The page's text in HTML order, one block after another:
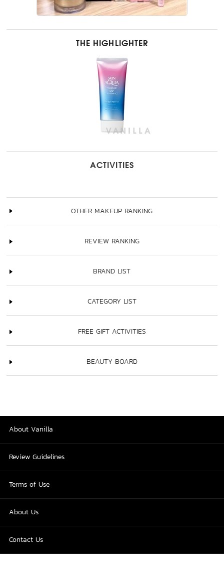
THE HIGHLIGHTER
ACTIVITIES
OTHER MAKEUP RANKING
REVIEW RANKING
BRAND LIST
CATEGORY LIST
FREE GIFT ACTIVITIES
BEAUTY BOARD
About Vanilla
Review Guidelines
Terms of Use
About Us
Contact Us